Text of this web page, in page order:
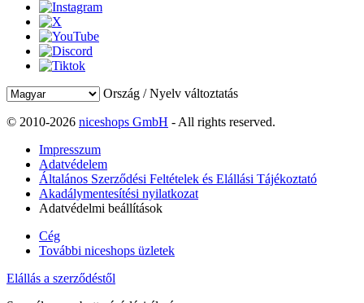
Ország / Nyelv változtatás
© 2010-2026 niceshops GmbH - All rights reserved.
Impresszum
Adatvédelem
Általános Szerződési Feltételek és Elállási Tájékoztató
Akadálymentesítési nyilatkozat
Adatvédelmi beállítások
Cég
További niceshops üzletek
Elállás a szerződéstől